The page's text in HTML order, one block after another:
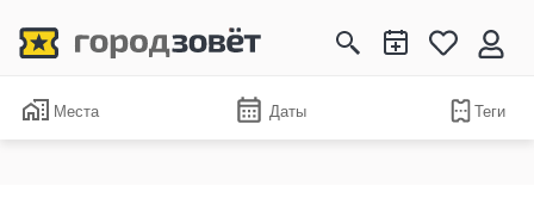
Места Даты Теги